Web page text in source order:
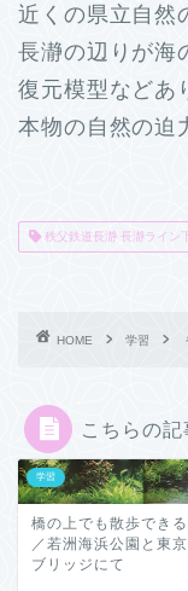
近くの県立自然
長瀞の辺りが海
復元模型などあ
本物の自然の迫
秩父鉄道長瀞 長瀞ライン
HOME 学習
こちらの記
学習
橋の上でも散歩でき
／若洲海浜公園と東
ブリッジにて